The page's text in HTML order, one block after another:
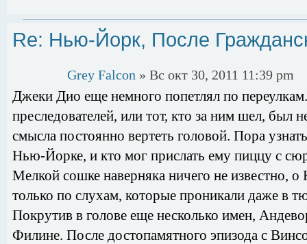
Re: Нью-Йорк, После
Grey Falcon » Вс окт 30, 2011 11:39 pm
Джеки Дио еще немного попетлял по
преследователей, или тот, кто за ним шел, был
смысла постоянно вертеть головой. Пора
Нью-Йорке, и кто мог прислать ему пиццу с
Мелкой сошке наверняка ничего не известно,
только по слухам, которые проникали даже в
Покрутив в голове еще несколько имен,
Филине. После достопамятного эпизода с